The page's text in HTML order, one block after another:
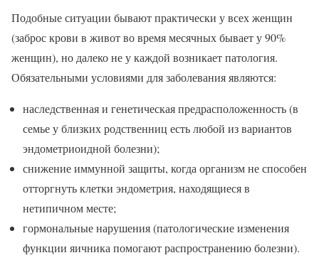
Подобные ситуации бывают практически у всех женщин
(заброс крови в живот во время месячных бывает у 90%
женщин), но далеко не у каждой возникает патология.
Обязательными условиями для заболевания являются:
наследственная и генетическая предрасположенность (в
семье у близких родственниц есть любой из вариантов
эндометриоидной болезни);
снижение иммунной защиты, когда организм не способен
отторгнуть клетки эндометрия, находящиеся в
нетипичном месте;
гормональные нарушения (патологические изменения
функции яичника помогают распространению болезни).